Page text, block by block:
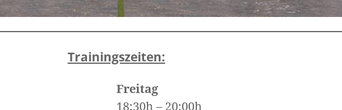
Trainingszeiten:
Freitag
18:30h – 20:00h